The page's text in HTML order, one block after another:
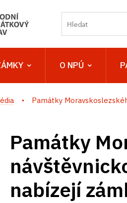
O NPÚ
Památky
Památky
nabízejí